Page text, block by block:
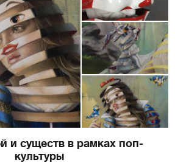
и существ в рамках поп-
культуры